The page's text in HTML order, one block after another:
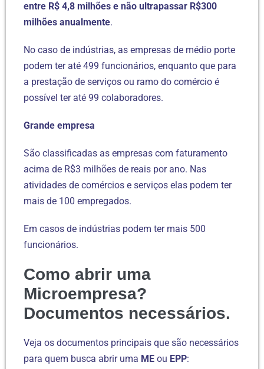
entre R$ 4,8 milhões e não ultrapassar R$300
milhões anualmente.
No caso de indústrias, as empresas de médio porte
podem ter até 499 funcionários, enquanto que para
a prestação de serviços ou ramo do comércio é
possível ter até 99 colaboradores.
Grande empresa
São classificadas as empresas com faturamento
acima de R$3 milhões de reais por ano. Nas
atividades de comércios e serviços elas podem ter
mais de 100 empregados.
Em casos de indústrias podem ter mais 500
funcionários.
Como abrir uma
Microempresa?
Documentos necessários.
Veja os documentos principais que são necessários
para quem busca abrir uma ME ou EPP: